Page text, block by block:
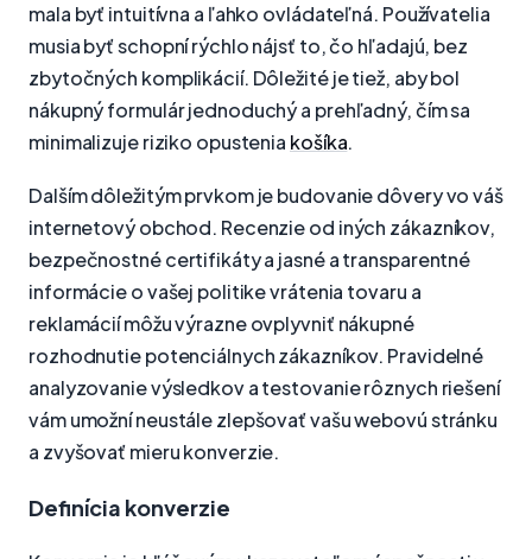
mala byť intuitívna a ľahko ovládateľná. Používatelia
musia byť schopní rýchlo nájsť to, čo hľadajú, bez
zbytočných komplikácií. Dôležité je tiež, aby bol
nákupný formulár jednoduchý a prehľadný, čím sa
minimalizuje riziko opustenia košíka.
Dalším dôležitým prvkom je budovanie dôvery vo váš
internetový obchod. Recenzie od iných zákazníkov,
bezpečnostné certifikáty a jasné a transparentné
informácie o vašej politike vrátenia tovaru a
reklamácií môžu výrazne ovplyvniť nákupné
rozhodnutie potenciálnych zákazníkov. Pravidelné
analyzovanie výsledkov a testovanie rôznych riešení
vám umožní neustále zlepšovať vašu webovú stránku
a zvyšovať mieru konverzie.
Definícia konverzie